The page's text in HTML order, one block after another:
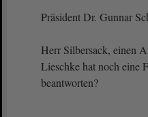
Präsident Dr. Gunnar
Herr Silbersack, einen
Lieschke hat noch eine
beantworten?